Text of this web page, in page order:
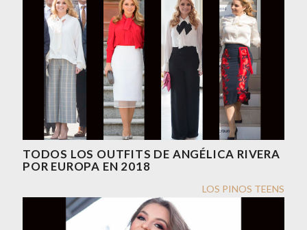
TODOS LOS OUTFITS DE ANGÉLICA RIVERA
POR EUROPA EN 2018
LOS PINOS TEENS